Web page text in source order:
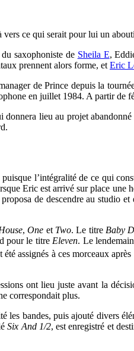
ce qui serait pour lui un
saxophoniste de Sheila E,
prennent alors forme, et Eric
de Prince depuis la
en juillet 1984. A partir de
donnera lieu au projet abandonné
l’intégralité de ce qui
Eric est arrivé sur place
de descendre au studio
,One et Two. Le titre Baby
pour le titre Eleven. Le
assignés à ces morceaux
ont lieu juste avant la
correspondait plus.
les bandes, puis ajouté divers
Six And 1/2, est enregistré et